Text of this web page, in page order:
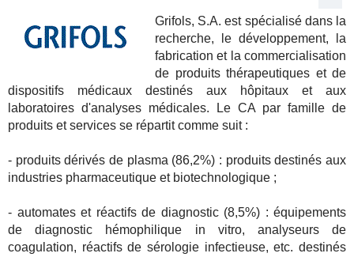
Grifols, S.A. est spécialisé dans la
recherche, le développement, la
fabrication et la commercialisation
de produits thérapeutiques et de
dispositifs médicaux destinés aux hôpitaux et aux
laboratoires d'analyses médicales. Le CA par famille de
produits et services se répartit comme suit :
- produits dérivés de plasma (86,2%) : produits destinés aux
industries pharmaceutique et biotechnologique ;
- automates et réactifs de diagnostic (8,5%) : équipements
de diagnostic hémophilique in vitro, analyseurs de
coagulation, réactifs de sérologie infectieuse, etc. destinés